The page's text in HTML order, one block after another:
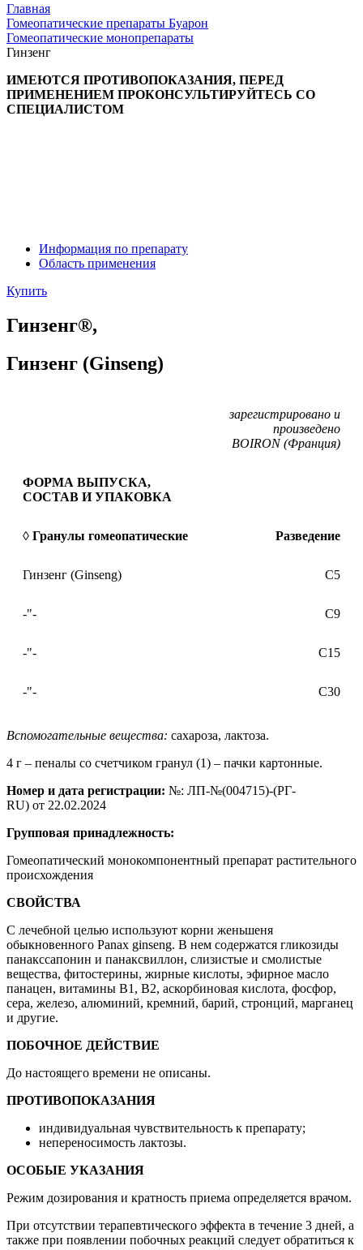
Главная
Гомеопатические препараты Буарон
Гомеопатические монопрепараты
Гинзенг
ИМЕЮТСЯ ПРОТИВОПОКАЗАНИЯ, ПЕРЕД
ПРИМЕНЕНИЕМ ПРОКОНСУЛЬТИРУЙТЕСЬ СО
СПЕЦИАЛИСТОМ
Информация по препарату
Область применения
Купить
Гинзенг®,
Гинзенг (Ginseng)
зарегистрировано и
произведено
BOIRON (Франция)
ФОРМА ВЫПУСКА,
СОСТАВ И УПАКОВКА
◊ Гранулы гомеопатические Разведение
Гинзенг (Ginseng) C5
-"- С9
-"- С15
-"- С30
Вспомогательные вещества: сахароза, лактоза.
4 г – пеналы со счетчиком гранул (1) – пачки картонные.
Номер и дата регистрации: №: ЛП-№(004715)-(РГ-
RU) от 22.02.2024
Групповая принадлежность:
Гомеопатический монокомпонентный препарат растительного
происхождения
СВОЙСТВА
С лечебной целью используют корни женьшеня
обыкновенного Panax ginseng. В нем содержатся гликозиды
панакссапонин и панаксвиллон, слизистые и смолистые
вещества, фитостерины, жирные кислоты, эфирное масло
панацен, витамины В1, В2, аскорбиновая кислота, фосфор,
сера, железо, алюминий, кремний, барий, стронций, марганец
и другие.
ПОБОЧНОЕ ДЕЙСТВИЕ
До настоящего времени не описаны.
ПРОТИВОПОКАЗАНИЯ
индивидуальная чувствительность к препарату;
непереносимость лактозы.
ОСОБЫЕ УКАЗАНИЯ
Режим дозирования и кратность приема определяется врачом.
При отсутствии терапевтического эффекта в течение 3 дней, а
также при появлении побочных реакций следует обратиться к